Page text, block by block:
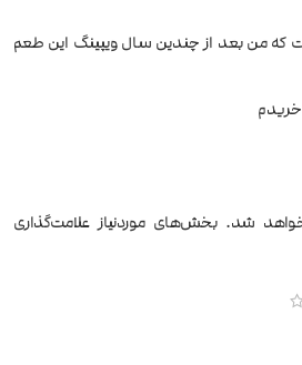
من بعد از چندین سال ویپینگ این طعم
شد. بخش‌های موردنیاز علامت‌گذاری